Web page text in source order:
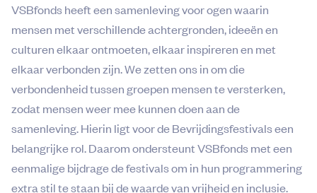
VSBfonds heeft een samenleving voor ogen waarin
mensen met verschillende achtergronden, ideeën en
culturen elkaar ontmoeten, elkaar inspireren en met
elkaar verbonden zijn. We zetten ons in om die
verbondenheid tussen groepen mensen te versterken,
zodat mensen weer mee kunnen doen aan de
samenleving. Hierin ligt voor de Bevrijdingsfestivals een
belangrijke rol. Daarom ondersteunt VSBfonds met een
eenmalige bijdrage de festivals om in hun programmering
extra stil te staan bij de waarde van vrijheid en inclusie.